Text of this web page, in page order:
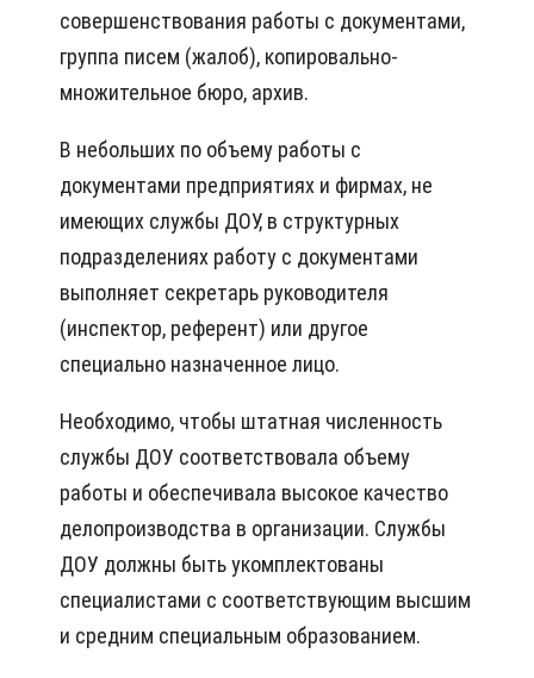
совершенствования работы с документами,
группа писем (жалоб), копировально-
множительное бюро, архив.
В небольших по объему работы с
документами предприятиях и фирмах, не
имеющих службы ДОУ, в структурных
подразделениях работу с документами
выполняет секретарь руководителя
(инспектор, референт) или другое
специально назначенное лицо.
Необходимо, чтобы штатная численность
службы ДОУ соответствовала объему
работы и обеспечивала высокое качество
делопроизводства в организации. Службы
ДОУ должны быть укомплектованы
специалистами с соответствующим высшим
и средним специальным образованием.